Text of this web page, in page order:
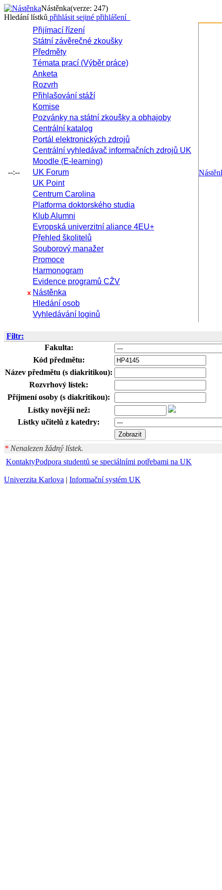
Nástěnka(verze: 247)
Hledání lístků přihlásit sejiné přihlášení
--:--
Přijímací řízení
Státní závěrečné zkoušky
Předměty
Témata prací (Výběr práce)
Anketa
Rozvrh
Přihlašování stáží
Komise
Pozvánky na státní zkoušky a obhajoby
Centrální katalog
Portál elektronických zdrojů
Centrální vyhledávač informačních zdrojů UK
Moodle (E-learning)
UK Forum
UK Point
Centrum Carolina
Platforma doktorského studia
Klub Alumni
Evropská univerzitní aliance 4EU+
Přehled školitelů
Souborový manažer
Promoce
Harmonogram
Evidence programů CŽV
x Nástěnka
Hledání osob
Vyhledávání loginů
Filtr:
Fakulta:
Kód předmětu:
Název předmětu (s diakritikou):
Rozvrhový lístek:
Příjmení osoby (s diakritikou):
Lístky novější než:
Lístky učitelů z katedry:
* Nenalezen žádný lístek.
KontaktyPodpora studentů se speciálními potřebami na UK
Univerzita Karlova | Informační systém UK